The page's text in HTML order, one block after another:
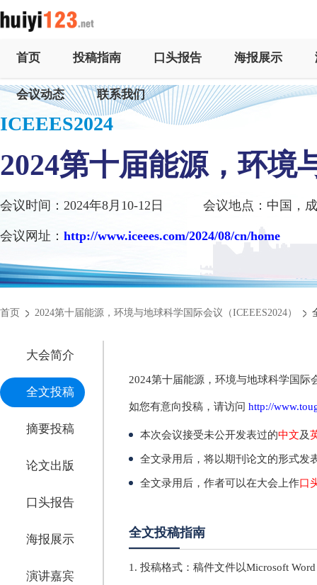
首页 投稿指南 口头报告 海报展示
会议动态 联系我们
ICEEES2024
2024第十届能源，环境
会议时间：2024年8月10-12日 会议地点：中国，
会议网址： http://www.iceees.com/2024/08/cn/home
首页 2024第十届能源，环境与地球科学国际会议（ICEEES2024）
大会简介
全文投稿
摘要投稿
论文出版
口头报告
海报展示
演讲嘉宾
2024第十届能源，环境与地球科学国际
如您有意向投稿，请访问 http://
本次会议接受未公开发表过的中文及
全文录用后，将以期刊论文的形式发
全文录用后，作者可以在大会上作口
全文投稿指南
1. 投稿格式：稿件文件以Microsoft